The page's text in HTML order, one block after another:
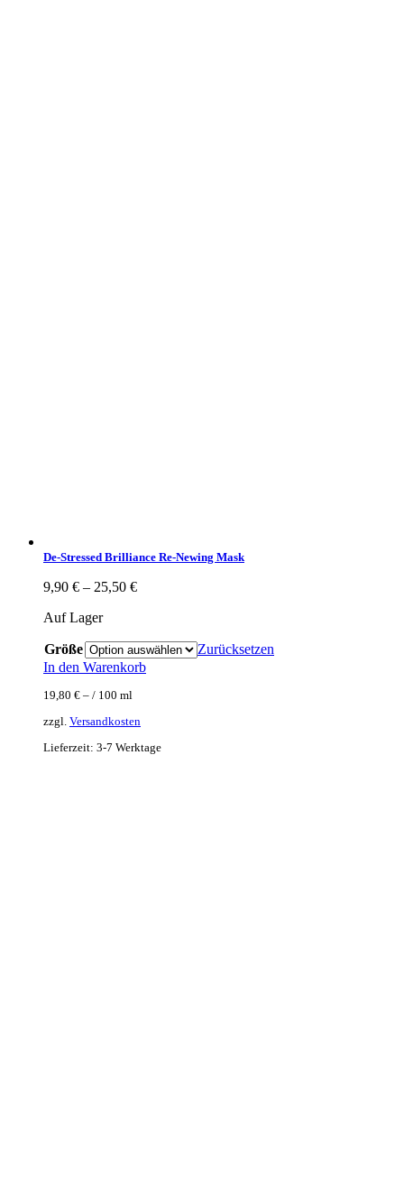
De-Stressed Brilliance Re-Newing Mask
9,90 € – 25,50 €
Auf Lager
Größe
Zurücksetzen
In den Warenkorb
19,80 € – / 100 ml
zzgl. Versandkosten
Lieferzeit: 3-7 Werktage